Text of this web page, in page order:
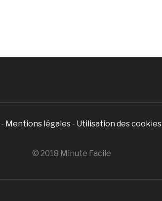
- Mentions légales - Utilisation des cookies
© 2018 Minute Facile